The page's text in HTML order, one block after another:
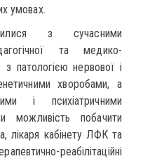
умовах.
з сучасними
та медико-
з патологією нервової і
хворобами, а
і психіатричними
можливість побачити
лікаря кабінету ЛФК та
реабілітаційні